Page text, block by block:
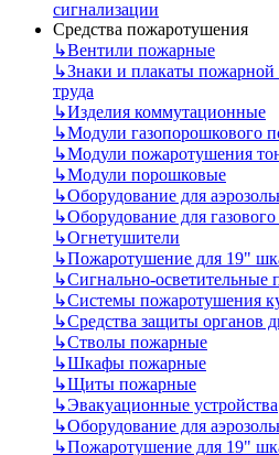
сигнализации
Средства пожаротушения
↳Вентили пожарные
↳Знаки и плакаты пожарной
труда
↳Изделия коммутационные
↳Модули газопорошкового
↳Модули пожаротушения
↳Модули порошковые
↳Оборудование для
↳Оборудование для
↳Огнетушители
↳Пожаротушение для 19"
↳Сигнально-осветительные
↳Системы пожаротушения
↳Средства защиты органов
↳Стволы пожарные
↳Шкафы пожарные
↳Щиты пожарные
↳Эвакуационные устройства
↳Оборудование для
↳Пожаротушение для 19"